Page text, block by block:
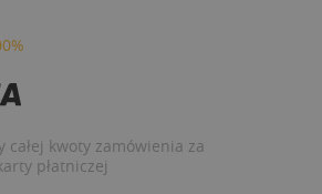
całej kwoty zamówienia za
płatniczej